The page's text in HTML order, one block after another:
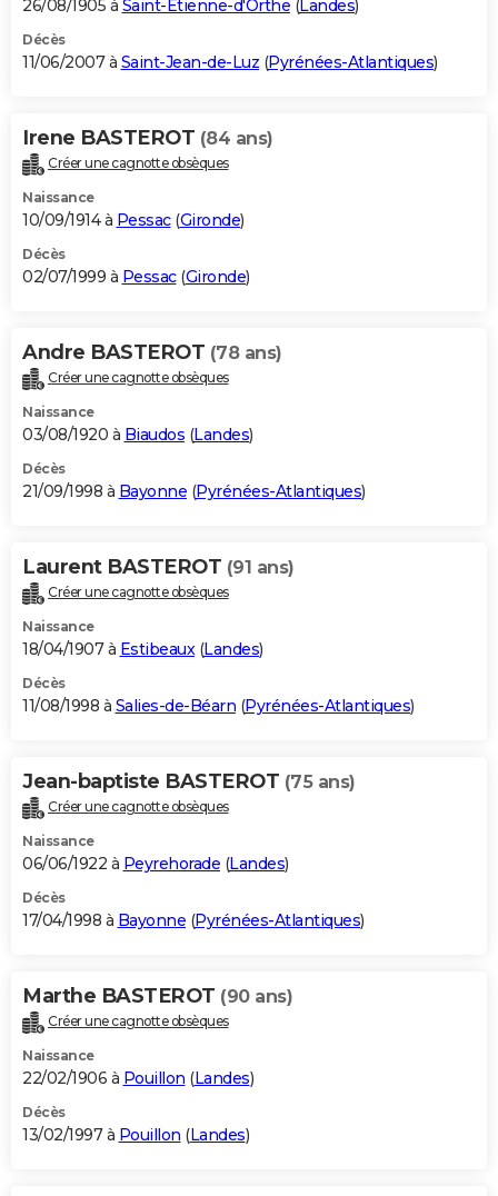
26/08/1905 à Saint-Étienne-d'Orthe (Landes)
Décès
11/06/2007 à Saint-Jean-de-Luz (Pyrénées-Atlantiques)
Irene BASTEROT (84 ans)
Créer une cagnotte obsèques
Naissance
10/09/1914 à Pessac(Gironde)
Décès
02/07/1999 à Pessac(Gironde)
Andre BASTEROT (78 ans)
Créer une cagnotte obsèques
Naissance
03/08/1920 à Biaudos (Landes)
Décès
21/09/1998 à Bayonne (Pyrénées-Atlantiques)
Laurent BASTEROT (91 ans)
Créer une cagnotte obsèques
Naissance
18/04/1907 à Estibeaux(Landes)
Décès
11/08/1998 à Salies-de-Béarn (Pyrénées-Atlantiques)
Jean-baptiste BASTEROT (75 ans)
Créer une cagnotte obsèques
Naissance
06/06/1922 à Peyrehorade (Landes)
Décès
17/04/1998 à Bayonne (Pyrénées-Atlantiques)
Marthe BASTEROT (90 ans)
Créer une cagnotte obsèques
Naissance
22/02/1906 à Pouillon (Landes)
Décès
13/02/1997 à Pouillon (Landes)